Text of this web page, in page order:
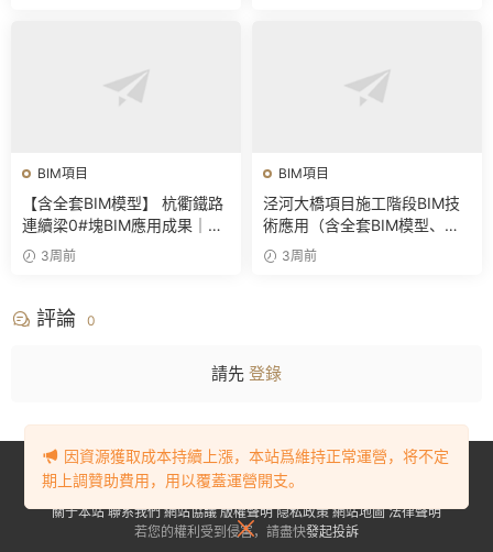
BIM項目
【含全套BIM模型】 杭衢鐵路
連續梁0#塊BIM應用成果｜鋼
筋與預應力深化施工實戰資料
3周前
BIM項目
泾河大橋項目施工階段BIM技
術應用（含全套BIM模型、彙
報PPT及演示視頻）
3周前
評論 0
請先 登錄
Copyright © 2023-2024BIM資源網. All Rights Reserved.
2023001905号-1
關于本站 聯系我們 網站協議 版權聲明 隐私政策 網站地圖 法律聲明
若您的權利受到侵害，請盡快發起投訴
因資源獲取成本持續上漲，本站爲維持正常運營，将不定
期上調贊助費用，用以覆蓋運營開支。